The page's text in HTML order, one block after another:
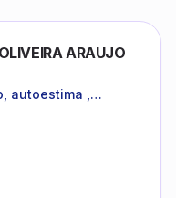
ARAUJO
autoestima ,